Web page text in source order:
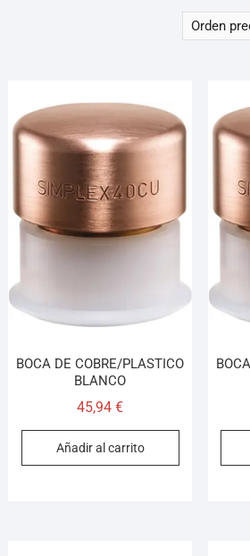
BOCA DE COBRE/PLASTICO
BLANCO
45,94€
Añadir al carrito
Asesor El Arroyo
En línea · responde en segundos
Llamar (cerrado)
¡Hola! Soy el asesor virtual de
Cuéntame qué necesitas y te ayudo